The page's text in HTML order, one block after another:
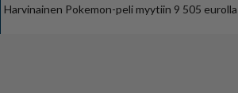
Harvinainen Pokemon-peli myytiin 9 505 eurolla